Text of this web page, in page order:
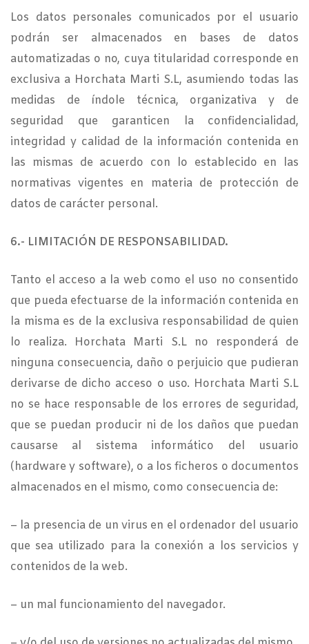
Los datos personales comunicados por el usuario
podrán ser almacenados en bases de datos
automatizadas o no, cuya titularidad corresponde en
exclusiva a Horchata Marti S.L, asumiendo todas las
medidas de índole técnica, organizativa y de
seguridad que garanticen la confidencialidad,
integridad y calidad de la información contenida en
las mismas de acuerdo con lo establecido en las
normativas vigentes en materia de protección de
datos de carácter personal.
6.- LIMITACIÓN DE RESPONSABILIDAD.
Tanto el acceso a la web como el uso no consentido
que pueda efectuarse de la información contenida en
la misma es de la exclusiva responsabilidad de quien
lo realiza. Horchata Marti S.L no responderá de
ninguna consecuencia, daño o perjuicio que pudieran
derivarse de dicho acceso o uso. Horchata Marti S.L
no se hace responsable de los errores de seguridad,
que se puedan producir ni de los daños que puedan
causarse al sistema informático del usuario
(hardware y software), o a los ficheros o documentos
almacenados en el mismo, como consecuencia de:
– la presencia de un virus en el ordenador del usuario
que sea utilizado para la conexión a los servicios y
contenidos de la web.
– un mal funcionamiento del navegador.